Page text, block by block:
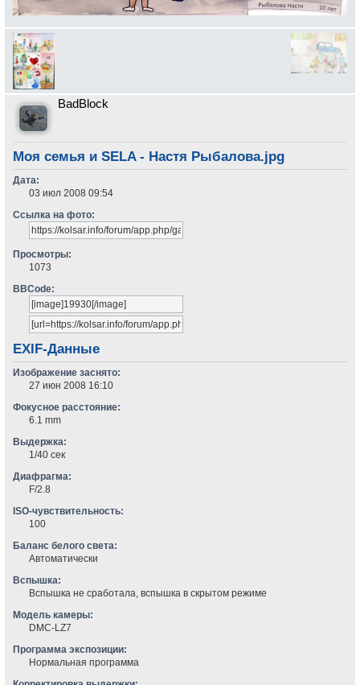
BadBlock
Моя семья и SELA - Настя Рыбалова.jpg
Дата:
03 июл 2008 09:54
Ссылка на фото:
Просмотры:
1073
BBCode:
EXIF-Данные
Изображение заснято:
27 июн 2008 16:10
Фокусное расстояние:
6.1 mm
Выдержка:
1/40 сек
Диафрагма:
F/2.8
ISO-чувствительность:
100
Баланс белого света:
Автоматически
Вспышка:
Вспышка не сработала, вспышка в скрытом режиме
Модель камеры:
DMC-LZ7
Программа экспозиции:
Нормальная программа